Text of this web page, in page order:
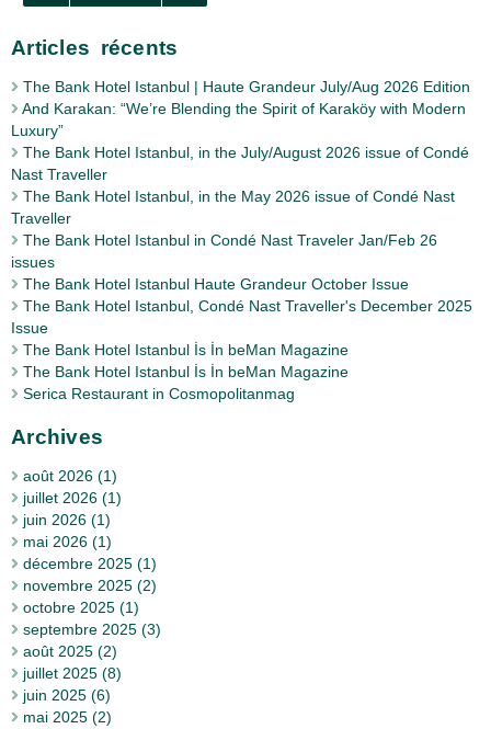
Articles récents
The Bank Hotel Istanbul | Haute Grandeur July/Aug 2026 Edition
And Karakan: “We’re Blending the Spirit of Karaköy with Modern
Luxury”
The Bank Hotel Istanbul, in the July/August 2026 issue of Condé
Nast Traveller
The Bank Hotel Istanbul, in the May 2026 issue of Condé Nast
Traveller
The Bank Hotel Istanbul in Condé Nast Traveler Jan/Feb 26
issues
The Bank Hotel Istanbul Haute Grandeur October Issue
The Bank Hotel Istanbul, Condé Nast Traveller's December 2025
Issue
The Bank Hotel Istanbul İs İn beMan Magazine
The Bank Hotel Istanbul İs İn beMan Magazine
Serica Restaurant in Cosmopolitanmag
Archives
août 2026 (1)
juillet 2026 (1)
juin 2026 (1)
mai 2026 (1)
décembre 2025 (1)
novembre 2025 (2)
octobre 2025 (1)
septembre 2025 (3)
août 2025 (2)
juillet 2025 (8)
juin 2025 (6)
mai 2025 (2)